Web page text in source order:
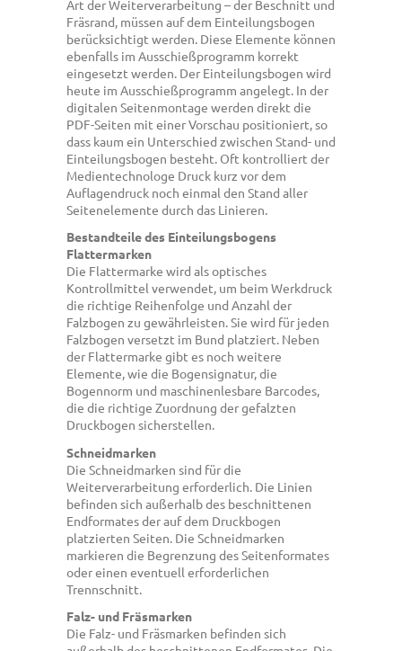
Art der Weiterverarbeitung – der Beschnitt und
Fräsrand, müssen auf dem Einteilungsbogen
berücksichtigt werden. Diese Elemente können
ebenfalls im Ausschießprogramm korrekt
eingesetzt werden. Der Einteilungsbogen wird
heute im Ausschießprogramm angelegt. In der
digitalen Seitenmontage werden direkt die
PDF-Seiten mit einer Vorschau positioniert, so
dass kaum ein Unterschied zwischen Stand- und
Einteilungsbogen besteht. Oft kontrolliert der
Medientechnologe Druck kurz vor dem
Auflagendruck noch einmal den Stand aller
Seitenelemente durch das Linieren.
Bestandteile des Einteilungsbogens
Flattermarken
Die Flattermarke wird als optisches
Kontrollmittel verwendet, um beim Werkdruck
die richtige Reihenfolge und Anzahl der
Falzbogen zu gewährleisten. Sie wird für jeden
Falzbogen versetzt im Bund platziert. Neben
der Flattermarke gibt es noch weitere
Elemente, wie die Bogensignatur, die
Bogennorm und maschinenlesbare Barcodes,
die die richtige Zuordnung der gefalzten
Druckbogen sicherstellen.
Schneidmarken
Die Schneidmarken sind für die
Weiterverarbeitung erforderlich. Die Linien
befinden sich außerhalb des beschnittenen
Endformates der auf dem Druckbogen
platzierten Seiten. Die Schneidmarken
markieren die Begrenzung des Seitenformates
oder einen eventuell erforderlichen
Trennschnitt.
Falz- und Fräsmarken
Die Falz- und Fräsmarken befinden sich